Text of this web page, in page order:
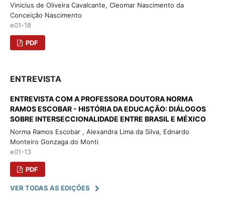
Vinicius de Oliveira Cavalcante, Cleomar Nascimento da
Conceição Nascimento
e01-18
PDF
ENTREVISTA
ENTREVISTA COM A PROFESSORA DOUTORA NORMA
RAMOS ESCOBAR - HISTÓRIA DA EDUCAÇÃO: DIÁLOGOS
SOBRE INTERSECCIONALIDADE ENTRE BRASIL E MÉXICO
Norma Ramos Escobar , Alexandra Lima da Silva, Ednardo
Monteiro Gonzaga do Monti
e01-13
PDF
VER TODAS AS EDIÇÕES